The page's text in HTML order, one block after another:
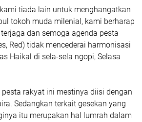
tiada lain untuk menghangatkan
tokoh muda milenial, kami berharap
dan semoga agenda pesta
Red) tidak mencederai harmonisasi
Haikal di sela-sela ngopi, Selasa
rakyat ini mestinya diisi dengan
Sedangkan terkait gesekan yang
itu merupakan hal lumrah dalam